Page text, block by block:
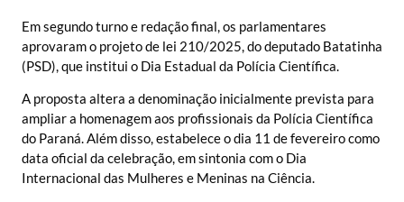
Em segundo turno e redação final, os parlamentares
aprovaram o projeto de lei 210/2025, do deputado Batatinha
(PSD), que institui o Dia Estadual da Polícia Científica.
A proposta altera a denominação inicialmente prevista para
ampliar a homenagem aos profissionais da Polícia Científica
do Paraná. Além disso, estabelece o dia 11 de fevereiro como
data oficial da celebração, em sintonia com o Dia
Internacional das Mulheres e Meninas na Ciência.